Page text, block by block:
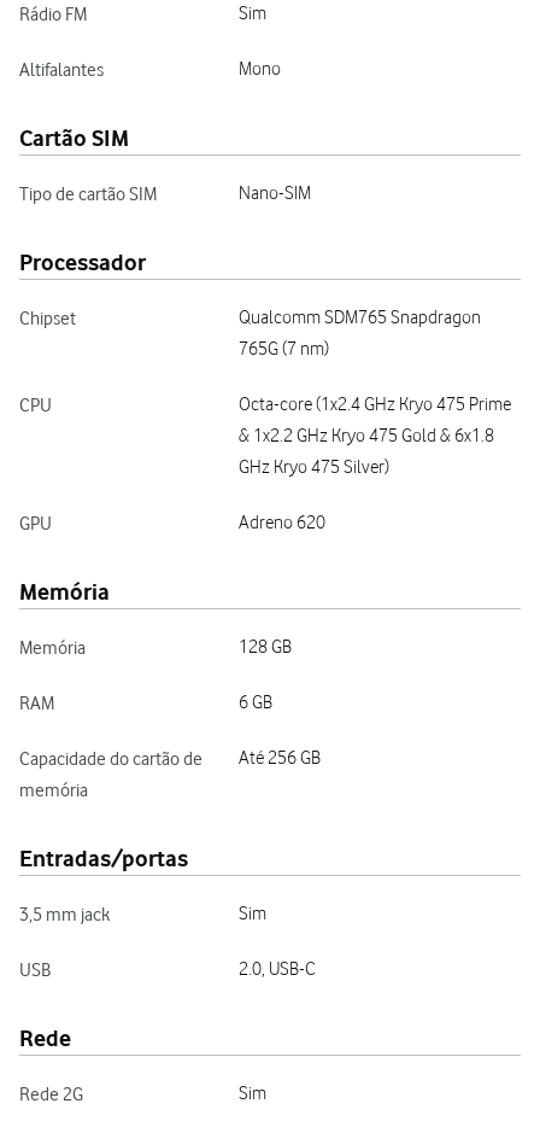
Rádio FM Sim
Altifalantes Mono
Cartão SIM
Tipo de cartão SIM Nano-SIM
Processador
Chipset
Qualcomm SDM765 Snapdragon
765G (7 nm)
CPU
Octa-core (1x2.4 GHz Kryo 475 Prime
& 1x2.2 GHz Kryo 475 Gold & 6x1.8
GHz Kryo 475 Silver)
GPU Adreno 620
Memória
Memória 128 GB
RAM 6 GB
Capacidade do cartão de
memória
Até 256 GB
Entradas/portas
3,5 mm jack Sim
USB 2.0, USB-C
Rede
Rede 2G Sim